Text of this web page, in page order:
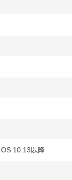
10.13以降